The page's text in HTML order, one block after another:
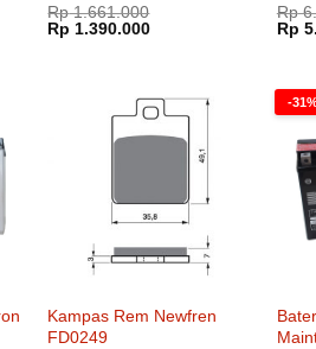
Rp1.661.000
Harga
aslinya
Rp 1.390.000Harga
Rp 1.390.000.
Rp
Rp
Kampas Rem Newfren
FD0249
-